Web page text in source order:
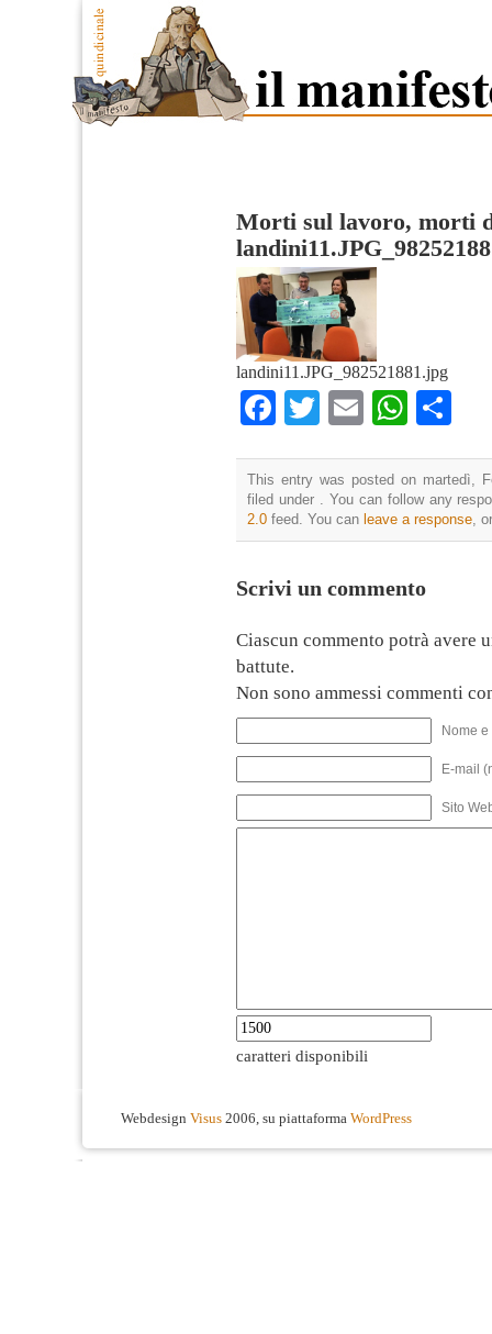
Morti sul lavoro, morti
landini11.JPG_982521881.jpg
Facebook
TwitterEmail
This entry was posted on martedì,
filed under . You can follow any
2.0 feed. You can leave a response,
Scrivi un commento
Ciascun commento potrà avere
battute.
Non sono ammessi commenti
Nome
E-mail
Sito
caratteri disponibili
Webdesign Visus 2006, su piattaforma WordPress